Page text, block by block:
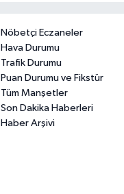
Nöbetçi Eczaneler
Hava Durumu
Trafik Durumu
Puan Durumu ve Fikstür
Tüm Manşetler
Son Dakika Haberleri
Haber Arşivi